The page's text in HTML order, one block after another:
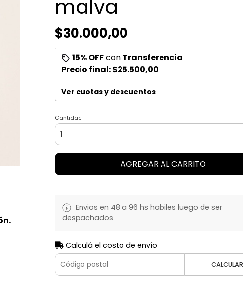
malva
$30.000,00
15% OFFcon Transferencia
Precio final:$25.500,00
Ver cuotas y descuentos
Cantidad
AGREGAR AL CARRITO
Envios en 48 a 96 hs habiles luego de ser
despachados
Calculá el costo de envío
CALCULAR